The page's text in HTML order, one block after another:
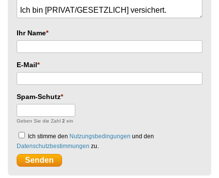
Ihr Name
E-Mail
Spam-Schutz
Geben Sie die Zahl 2 ein
Ich stimme den Nutzungsbedingungen und den
Datenschutzbestimmungen zu.